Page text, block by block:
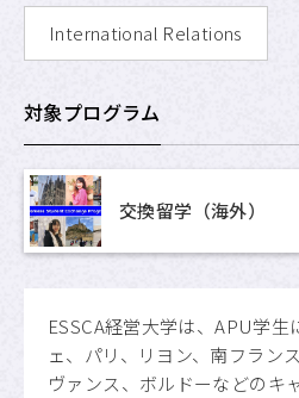
International Relations
対象プログラム
交換留学（海外）
ESSCA経営大学は、APU学生
ェ、パリ、リヨン、南フラン
ヴァンス、ボルドーなどのキ